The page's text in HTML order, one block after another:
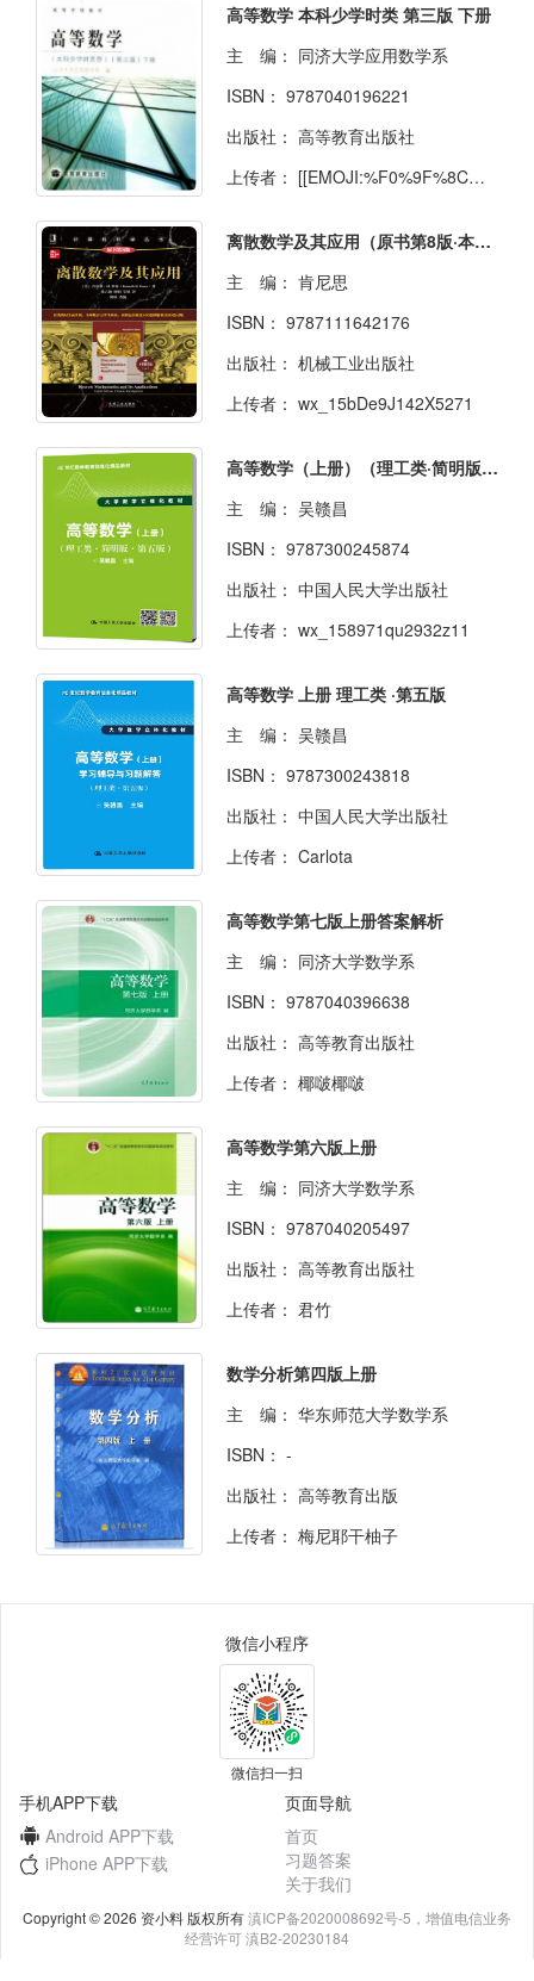
高等数学 本科少学时类 第三版 下册
主 编： 同济大学应用数学系
ISBN： 9787040196221
出版社： 高等教育出版社
上传者： [[EMOJI:%F0%9F%8C%99]]
离散数学及其应用（原书第8版·本科教学版）
主 编： 肯尼思
ISBN： 9787111642176
出版社： 机械工业出版社
上传者： wx_15bDe9J142X5271
高等数学（上册）（理工类·简明版·第五版）
主 编： 吴赣昌
ISBN： 9787300245874
出版社： 中国人民大学出版社
上传者： wx_158971qu2932z11
高等数学 上册 理工类 ·第五版
主 编： 吴赣昌
ISBN： 9787300243818
出版社： 中国人民大学出版社
上传者： Carlota
高等数学第七版上册答案解析
主 编： 同济大学数学系
ISBN： 9787040396638
出版社： 高等教育出版社
上传者： 椰啵椰啵
高等数学第六版上册
主 编： 同济大学数学系
ISBN： 9787040205497
出版社： 高等教育出版社
上传者： 君竹
数学分析第四版上册
主 编： 华东师范大学数学系
ISBN： -
出版社： 高等教育出版
上传者： 梅尼耶干柚子
微信小程序
微信扫一扫
手机APP下载
Android APP下载
iPhone APP下载
页面导航
首页
习题答案
关于我们
Copyright © 2026 资小料 版权所有滇ICP备2020008692号-5，增值电信业务
经营许可 滇B2-20230184